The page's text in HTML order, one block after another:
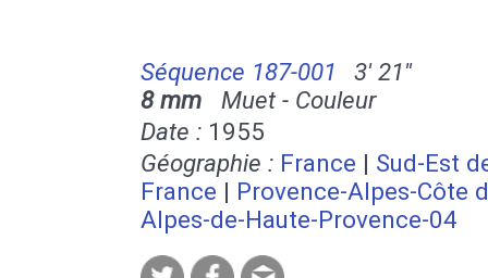
Séquence 187-001
3' 21''
8 mm Muet - Couleur
Date : 1955
Géographie : France | Sud-Est
France | Provence-Alpes-Côte
Alpes-de-Haute-Provence-04